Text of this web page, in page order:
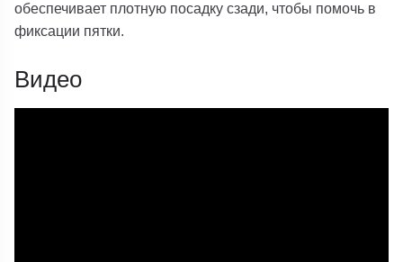
обеспечивает плотную посадку сзади, чтобы помочь в
фиксации пятки.
Видео